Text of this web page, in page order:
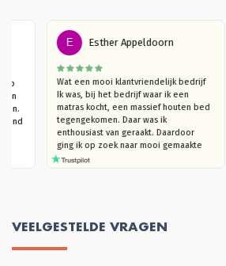
slaap
een
vind
E Esther Appeldoorn
Wat een mooi klantvriendelijk bedrijf
Ik was, bij het bedrijf waar ik een
matras kocht, een massief houten bed
tegengekomen. Daar was ik
enthousiast van geraakt. Daardoor
ging ik op zoek naar mooi gemaakte
houten bedden (die niet kraken). Ik
te ervaren. Ik trof een heel plezierige
verkoper Glenn die, hoera, je echt de
VEELGESTELDE VRAGEN